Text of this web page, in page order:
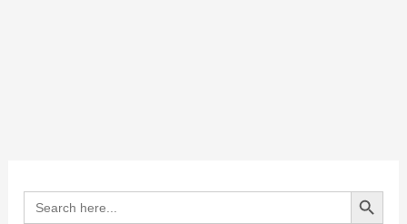
Search
for:
Search Button